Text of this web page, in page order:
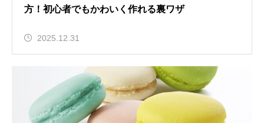
方！初心者でもかわいく作れる裏ワザ
2025.12.31